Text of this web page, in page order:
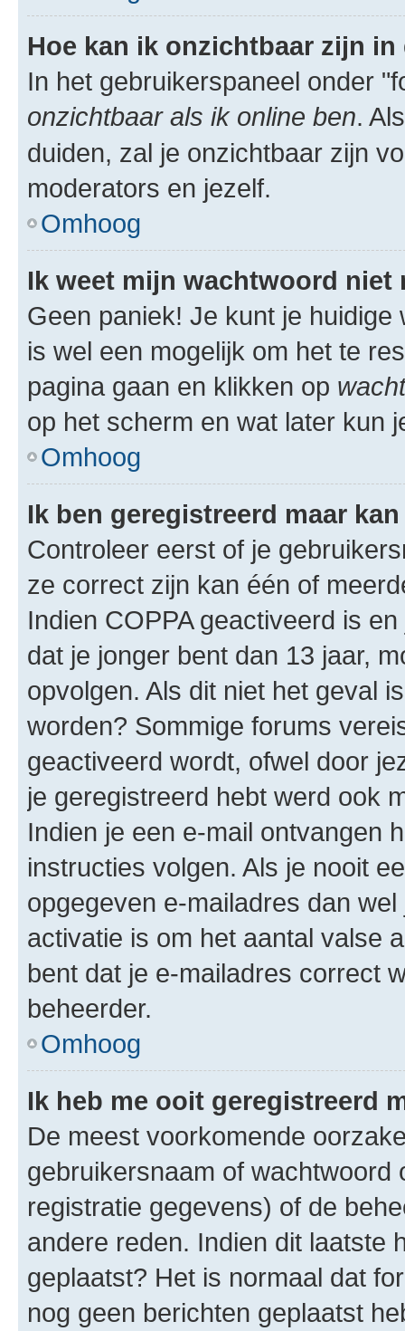
Hoe kan ik onzichtbaar zijn
In het gebruikerspaneel onder
onzichtbaar als ik online ben.
duiden, zal je onzichtbaar zijn
moderators en jezelf.
Omhoog
Ik weet mijn wachtwoord niet
Geen paniek! Je kunt je
is wel een mogelijk om het te
pagina gaan en klikken op
op het scherm en wat later kun
Omhoog
Ik ben geregistreerd maar
Controleer eerst of je
ze correct zijn kan één of
Indien COPPA geactiveerd is
dat je jonger bent dan 13 jaar,
opvolgen. Als dit niet het geval
worden? Sommige forums
geactiveerd wordt, ofwel door
je geregistreerd hebt werd ook
Indien je een e-mail ontvangen
instructies volgen. Als je nooit
opgegeven e-mailadres dan
activatie is om het aantal valse
bent dat je e-mailadres correct
beheerder.
Omhoog
Ik heb me ooit geregistreerd
De meest voorkomende
gebruikersnaam of wachtwoord
registratie gegevens) of de
andere reden. Indien dit laatste
geplaatst? Het is normaal dat
nog geen berichten geplaatst